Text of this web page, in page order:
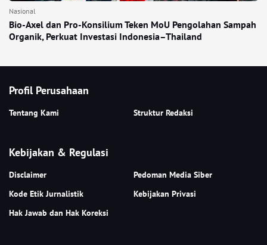
Nasional
Bio-Axel dan Pro-Konsilium Teken MoU Pengolahan Sampah
Organik, Perkuat Investasi Indonesia–Thailand
Profil Perusahaan
Tentang Kami Struktur Redaksi
Kebijakan & Regulasi
Disclaimer
Pedoman Media Siber
Kode Etik Jurnalistik
Kebijakan Privasi
Hak Jawab dan Hak Koreksi